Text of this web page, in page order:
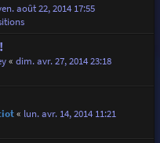
août 22, 2014 17:55
« dim. avr. 27, 2014 23:18
« lun. avr. 14, 2014 11:21